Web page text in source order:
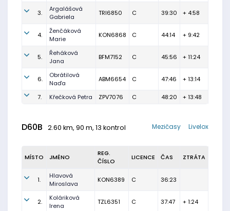
3.
Argalášová
Gabriela
TRI6850 C 39:30 + 4:58
4.
Ženčáková
Marie
KON6868 C 44:14 + 9:42
5.
Řeháková
Jana
BFM7152 C 45:56 + 11:24
6.
Obrátilová
Naďa
ABM6654 C 47:46 + 13:14
7. Křečková Petra ZPV7076 C 48:20 + 13:48
D60B 2.60 km, 90 m, 13 kontrol Livelox
Mezičasy
MÍSTO JMÉNO
REG.
ČÍSLO
LICENCE ČAS ZTRÁTA
1.
Hlavová
Miroslava
KON6389 C 36:23
2.
Koláriková
Irena
TZL6351 C 37:47 + 1:24